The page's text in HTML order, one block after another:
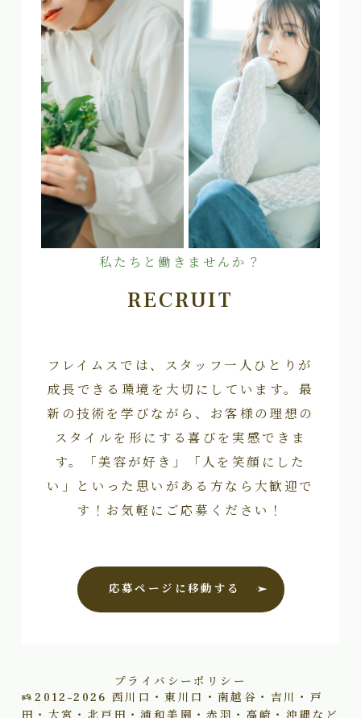
私たちと働きませんか？
RECRUIT
フレイムスでは、スタッフ一人ひとりが
成長できる環境を大切にしています。最
新の技術を学びながら、お客様の理想の
スタイルを形にする喜びを実感できま
す。「美容が好き」「人を笑顔にした
い」といった思いがある方なら大歓迎で
す！お気軽にご応募ください！
応募ページに移動する
プライバシーポリシー
2012–2026 西川口・東川口・南越谷・吉川・戸